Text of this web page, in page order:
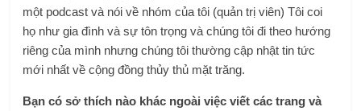
một podcast và nói về nhóm của tôi (quản trị viên) Tôi coi
họ như gia đình và sự tôn trọng và chúng tôi đi theo hướng
riêng của mình nhưng chúng tôi thường cập nhật tin tức
mới nhất về cộng đồng thủy thủ mặt trăng.
Bạn có sở thích nào khác ngoài việc viết các trang và